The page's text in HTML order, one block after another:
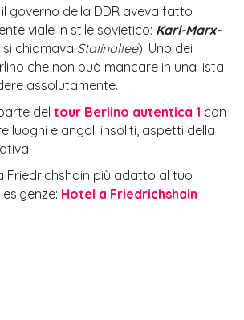
governo della DDR aveva fatto
viale in stile sovietico: Karl-Marx-
si chiamava Stalinallee). Uno dei
che non può mancare in una lista
assolutamente.
del tour Berlino autentica 1 con
luoghi e angoli insoliti, aspetti della
Friedrichshain più adatto al tuo
Hotel a Friedrichshain